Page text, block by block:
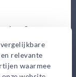
relevante
waarmee
3,